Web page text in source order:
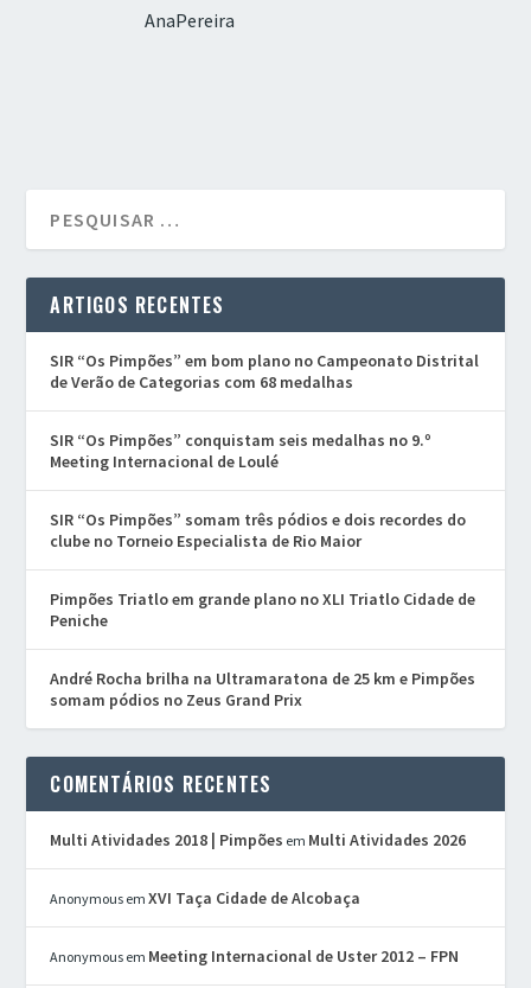
AnaPereira
ARTIGOS RECENTES
SIR “Os Pimpões” em bom plano no Campeonato Distrital
de Verão de Categorias com 68 medalhas
SIR “Os Pimpões” conquistam seis medalhas no 9.º
Meeting Internacional de Loulé
SIR “Os Pimpões” somam três pódios e dois recordes do
clube no Torneio Especialista de Rio Maior
Pimpões Triatlo em grande plano no XLI Triatlo Cidade de
Peniche
André Rocha brilha na Ultramaratona de 25 km e Pimpões
somam pódios no Zeus Grand Prix
COMENTÁRIOS RECENTES
Multi Atividades 2018 | Pimpões em Multi Atividades 2026
Anonymous emXVI Taça Cidade de Alcobaça
Anonymous em Meeting Internacional de Uster 2012 – FPN